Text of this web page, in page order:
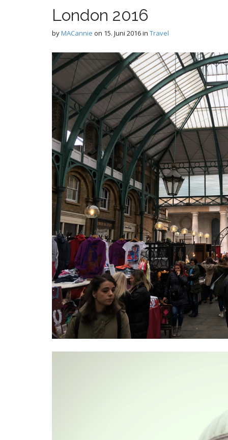
London 2016
byMACannie on 15. Juni 2016in Travel